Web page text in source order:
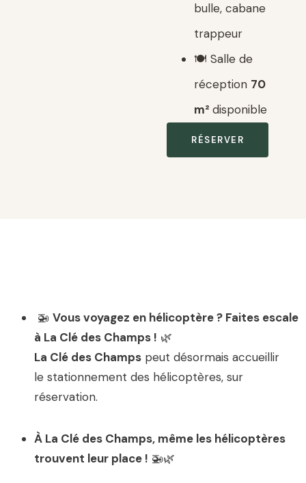
bulle, cabane
trappeur
🍽️ Salle de
réception 70
m² disponible
RÉSERVER
🚁 Vous voyagez en hélicoptère ? Faites escale
à La Clé des Champs ! 🌿
La Clé des Champs peut désormais accueillir
le stationnement des hélicoptères, sur
réservation.
À La Clé des Champs, même les hélicoptères
trouvent leur place ! 🚁🌿